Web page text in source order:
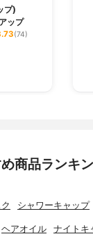
プ)
ップ
(74)
商品ランキ
シャワーキャップ
ヘアオイル ナイトキ